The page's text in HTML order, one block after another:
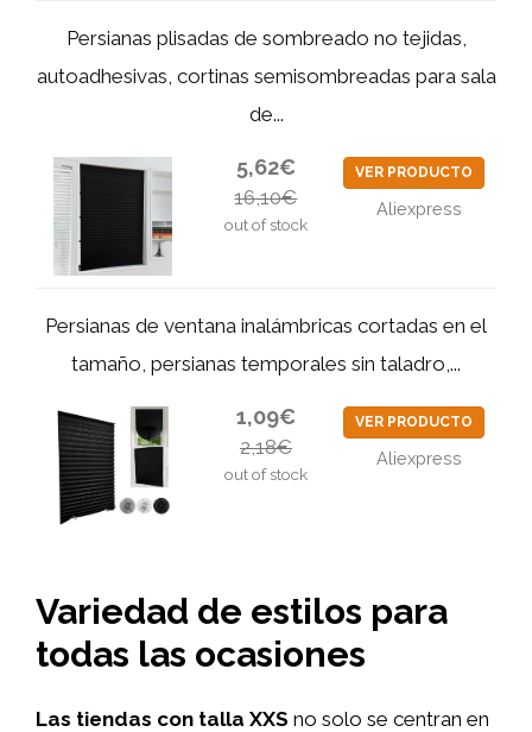
Persianas plisadas de sombreado no tejidas,
autoadhesivas, cortinas semisombreadas para sala
de...
5,62€
16,10€
out of stock
VER PRODUCTO
Aliexpress
Persianas de ventana inalámbricas cortadas en el
tamaño, persianas temporales sin taladro,...
1,09€
2,18€
out of stock
VER PRODUCTO
Aliexpress
Variedad de estilos para
todas las ocasiones
Las tiendas con talla XXS no solo se centran en